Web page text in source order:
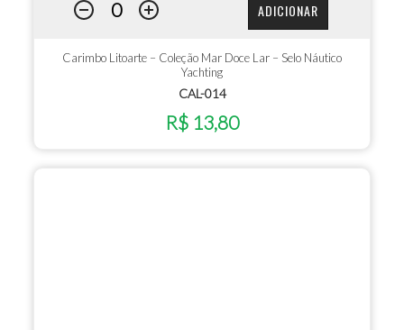
ADICIONAR
Carimbo Litoarte – Coleção Mar Doce Lar – Selo Náutico
Yachting
CAL-014
R$ 13,80